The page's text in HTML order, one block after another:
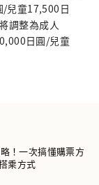
兒童17,500日
調整為成人
日圓/兒童
！一次搞懂購票方
乘方式